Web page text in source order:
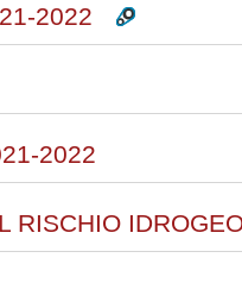
2022
2022
RISCHIO